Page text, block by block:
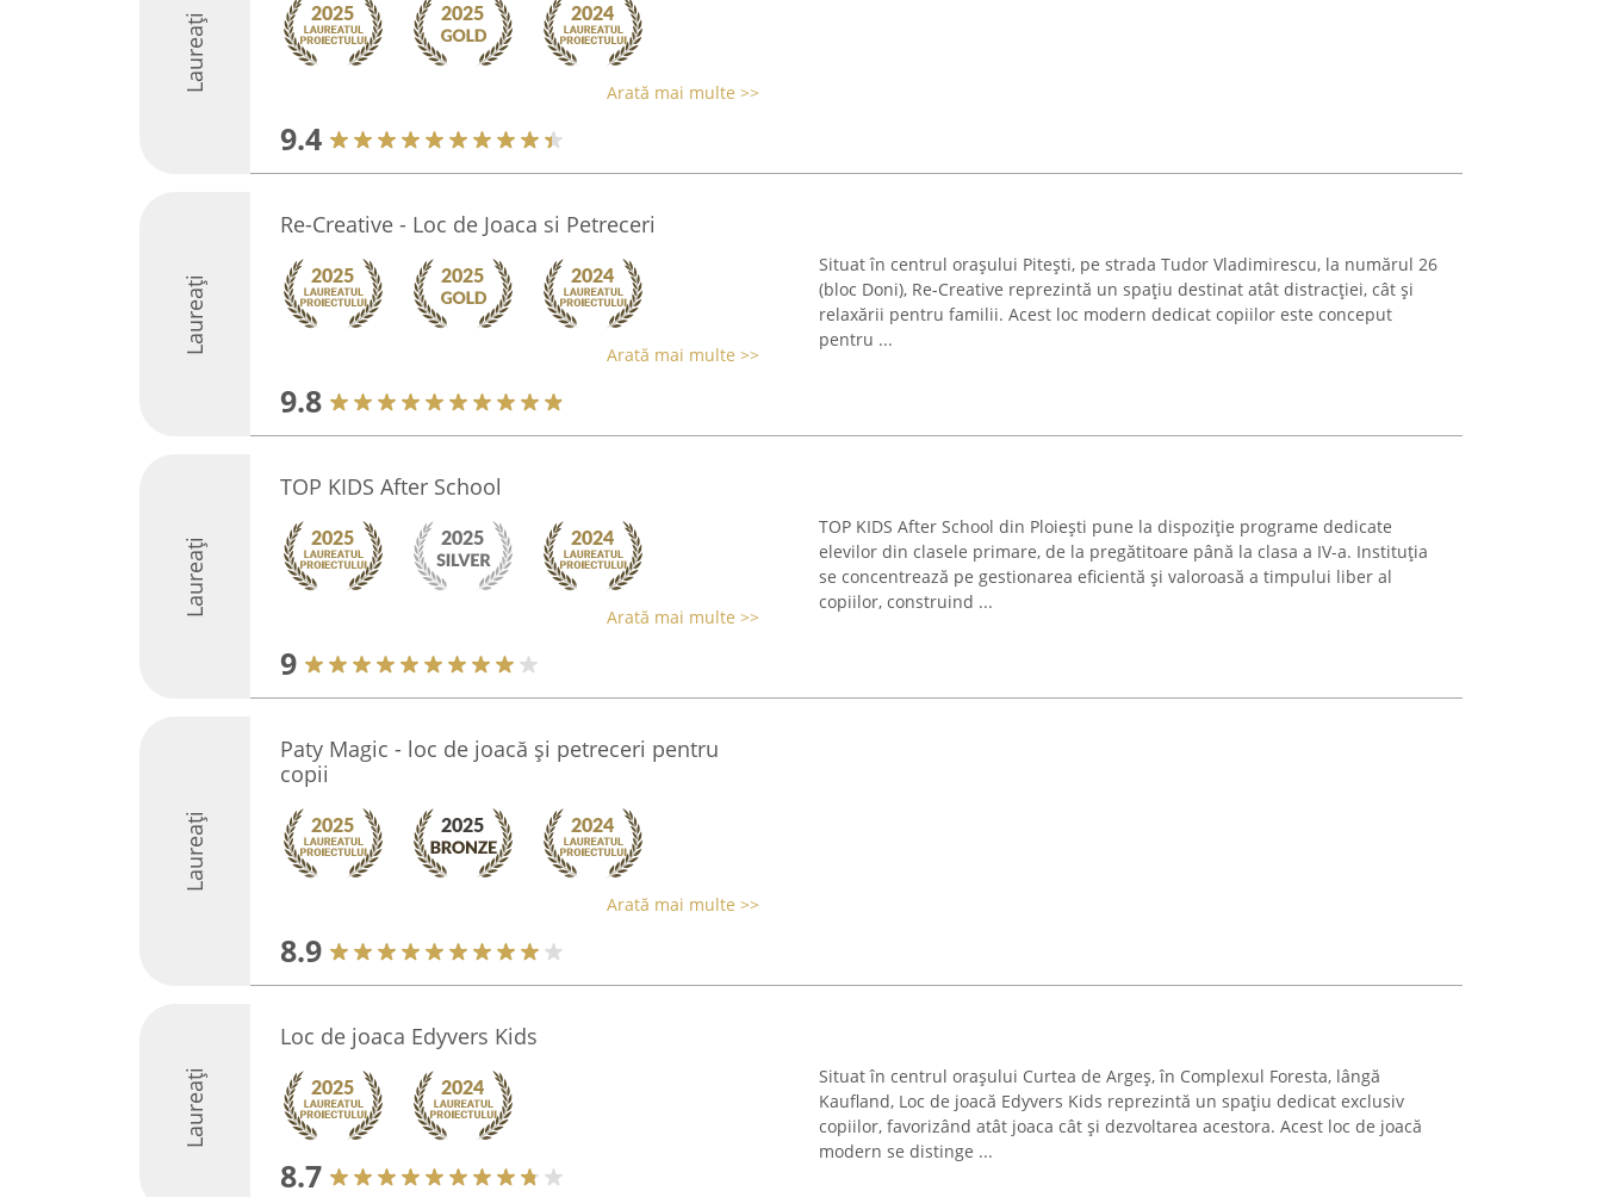
Laureați Arată mai multe >>
9.4
Laureați
Re-Creative - Loc de Joaca si Petreceri
Arată mai multe >>
9.8
Situat în centrul orașului Pitești, pe strada Tudor Vladimirescu, la numărul 26
(bloc Doni), Re-Creative reprezintă un spațiu destinat atât distracției, cât și
relaxării pentru familii. Acest loc modern dedicat copiilor este conceput
pentru ...
Laureați
TOP KIDS After School
Arată mai multe >>
9
TOP KIDS After School din Ploiești pune la dispoziție programe dedicate
elevilor din clasele primare, de la pregătitoare până la clasa a IV-a. Instituția
se concentrează pe gestionarea eficientă și valoroasă a timpului liber al
copiilor, construind ...
Laureați
Paty Magic - loc de joacă și petreceri pentru
copii
Arată mai multe >>
8.9
Laureați
Loc de joaca Edyvers Kids
8.7
Situat în centrul orașului Curtea de Argeș, în Complexul Foresta, lângă
Kaufland, Loc de joacă Edyvers Kids reprezintă un spațiu dedicat exclusiv
copiilor, favorizând atât joaca cât și dezvoltarea acestora. Acest loc de joacă
modern se distinge ...